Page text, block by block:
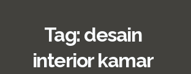
Tag: desain
interior kamar